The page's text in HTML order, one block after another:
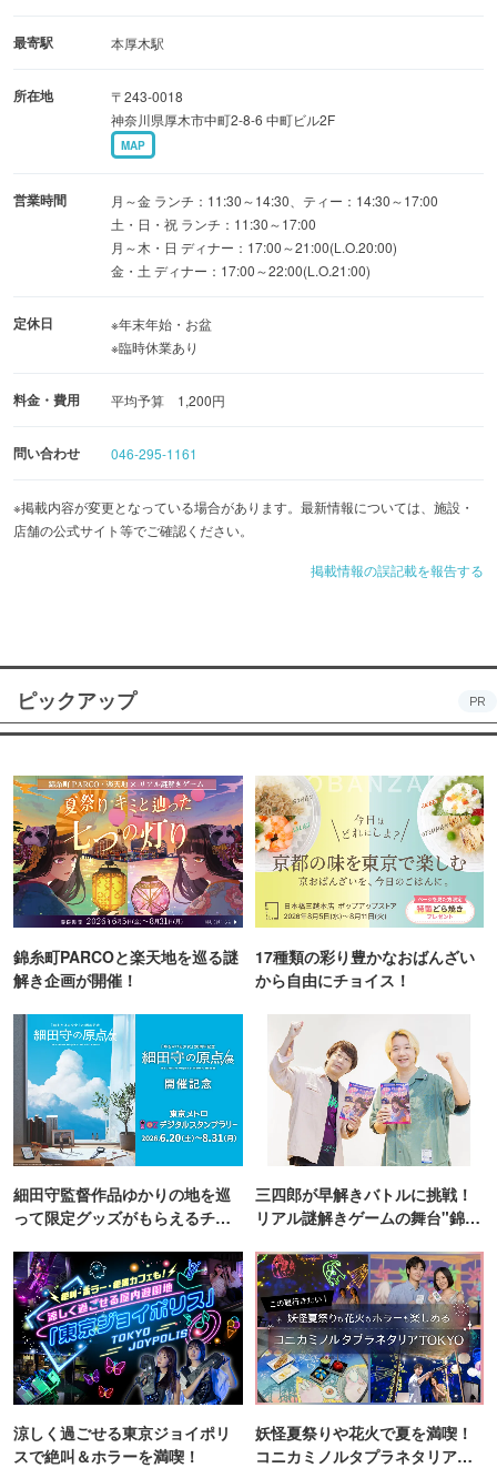
最寄駅 本厚木駅
所在地
〒243-0018
神奈川県厚木市中町2-8-6 中町ビル2F
MAP
営業時間
月～金 ランチ：11:30～14:30、ティー：14:30～17:00
土・日・祝 ランチ：11:30～17:00
月～木・日 ディナー：17:00～21:00(L.O.20:00)
金・土 ディナー：17:00～22:00(L.O.21:00)
定休日
※年末年始・お盆
※臨時休業あり
料金・費用 平均予算 1,200円
問い合わせ 046-295-1161
※掲載内容が変更となっている場合があります。最新情報については、施設・
店舗の公式サイト等でご確認ください。
掲載情報の誤記載を報告する
ピックアップ PR
錦糸町PARCOと楽天地を巡る謎
解き企画が開催！
17種類の彩り豊かなおばんざい
から自由にチョイス！
細田守監督作品ゆかりの地を巡
って限定グッズがもらえるチャ
三四郎が早解きバトルに挑戦！
リアル謎解きゲームの舞台"錦糸
涼しく過ごせる東京ジョイポリ
スで絶叫＆ホラーを満喫！
妖怪夏祭りや花火で夏を満喫！
コニカミノルタプラネタリア